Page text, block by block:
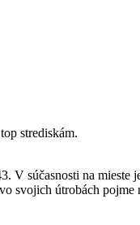
strediskám.
súčasnosti na mieste
svojich útrobách